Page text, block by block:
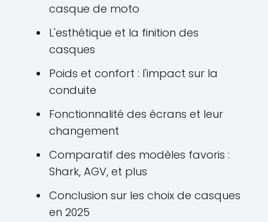
casque de moto
L'esthétique et la finition des
casques
Poids et confort : l'impact sur la
conduite
Fonctionnalité des écrans et leur
changement
Comparatif des modèles favoris :
Shark, AGV, et plus
Conclusion sur les choix de casques
en 2025